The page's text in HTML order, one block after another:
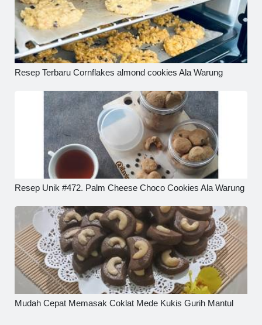
Resep Terbaru Cornflakes almond cookies Ala Warung
Resep Unik #472. Palm Cheese Choco Cookies Ala Warung
Mudah Cepat Memasak Coklat Mede Kukis Gurih Mantul